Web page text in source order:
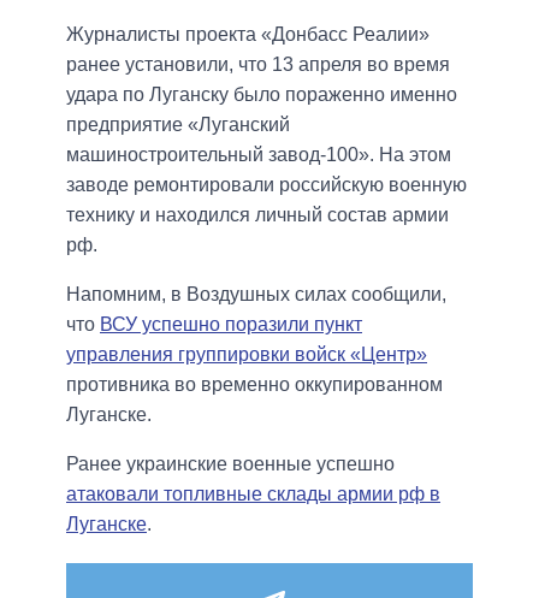
Журналисты проекта «Донбасс Реалии»
ранее установили, что 13 апреля во время
удара по Луганску было пораженно именно
предприятие «Луганский
машиностроительный завод-100». На этом
заводе ремонтировали российскую военную
технику и находился личный состав армии
рф.
Напомним, в Воздушных силах сообщили,
что ВСУ успешно поразили пункт
управления группировки войск «Центр»
противника во временно оккупированном
Луганске.
Ранее украинские военные успешно
атаковали топливные склады армии рф в
Луганске.